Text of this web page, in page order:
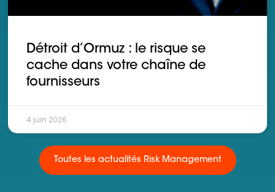
Détroit d’Ormuz : le risque se
cache dans votre chaîne de
fournisseurs
4 juin 2026
Toutes les actualités Risk Management